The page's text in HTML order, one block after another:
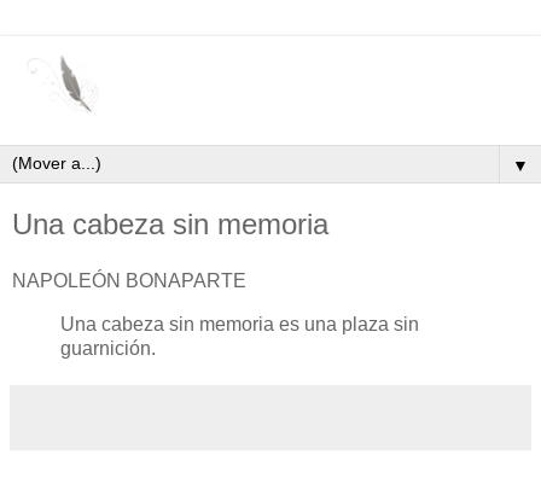
▼
Una cabeza sin memoria
NAPOLEÓN BONAPARTE
Una cabeza sin memoria es una plaza sin
guarnición.